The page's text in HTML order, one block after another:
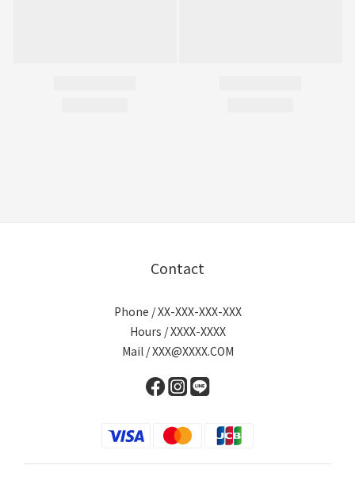
Contact
Phone / XX-XXX-XXX-XXX
Hours / XXXX-XXXX
Mail / XXX@XXXX.COM